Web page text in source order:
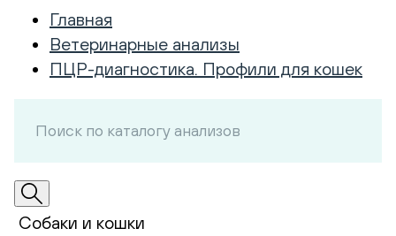
Главная
Ветеринарные анализы
ПЦР-диагностика. Профили для кошек
Собаки и кошки